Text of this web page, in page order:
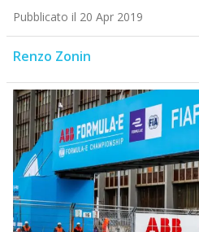
Pubblicato il 20 Apr 2019
Renzo Zonin